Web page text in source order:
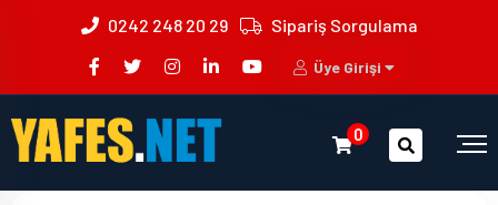
0242 248 20 29 Sipariş Sorgulama
Üye Girişi
0